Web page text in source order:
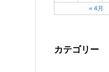
« 4月
カテゴリー